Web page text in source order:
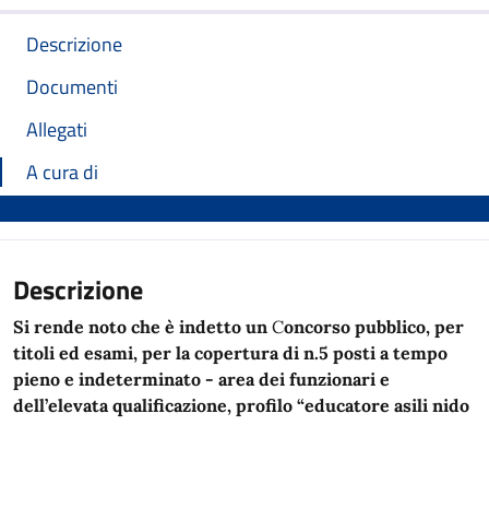
Descrizione
Documenti
Allegati
A cura di
Descrizione
Si rende noto che è indetto un Concorso pubblico, per
titoli ed esami, per la copertura di n.5 posti a tempo
pieno e indeterminato - area dei funzionari e
dell’elevata qualificazione, profilo “educatore asili nido